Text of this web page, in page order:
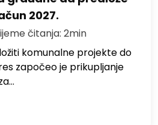
2027.
čitanja: 2min
komunalne projekte do
započeo je prikupljanje